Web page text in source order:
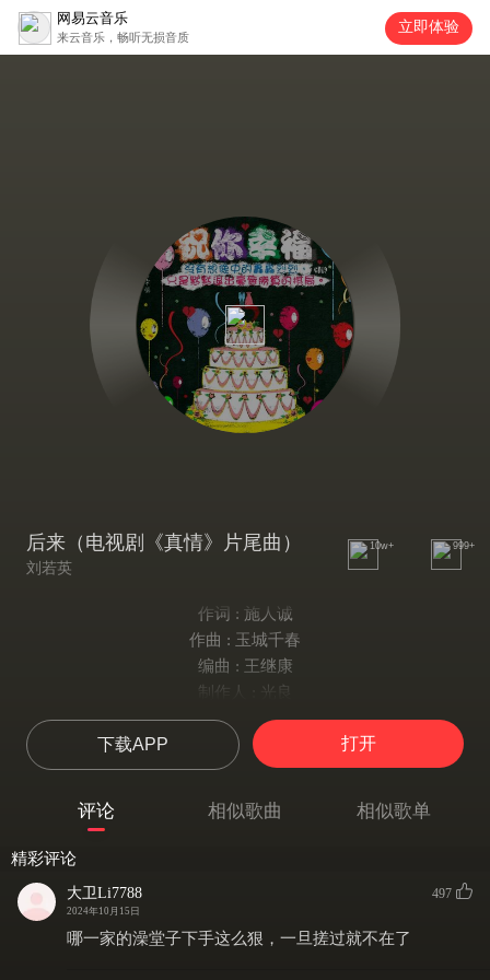
网易云音乐
来云音乐，畅听无损音质
立即体验
后来（电视剧《真情》片尾曲）
刘若英
10w+ 999+
作词 : 施人诚
作曲 : 玉城千春
编曲 : 王继康
制作人 : 光良
后来 我总算学会了 如何去爱
可惜你 早已远去 消失在人海
后来终于在眼泪中明白
栀子花白花瓣 落在我蓝色百褶裙上
那个永恒的夜晚 十七岁仲夏 你吻我的那个夜晚
让我往后的时光 每当有感叹
下载APP 打开
评论 相似歌曲 相似歌单
精彩评论
大卫Li7788
2024年10月15日
497
哪一家的澡堂子下手这么狠，一旦搓过就不在了